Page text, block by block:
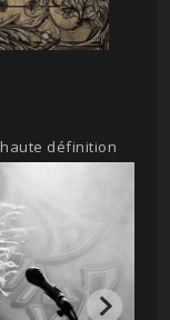
définition